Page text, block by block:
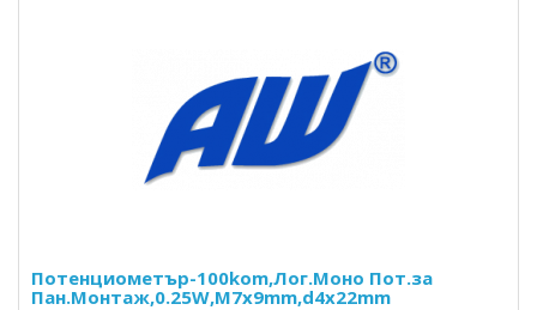
Потенциометър-100kom,Лог.Моно Пот.за
Пан.Монтаж,0.25W,M7x9mm,d4x22mm